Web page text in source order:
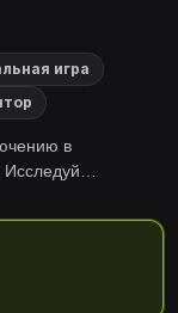
игра
в
Исследуй
и попробуй
миру игры. 🐈🕵️‍♂️